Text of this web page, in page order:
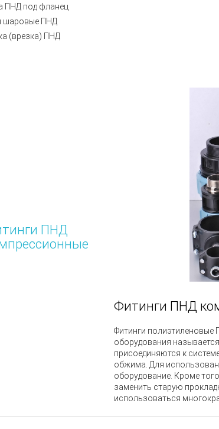
ПНД под фланец
шаровые ПНД
(врезка) ПНД
ПНД
Фитинги ПНД
Фитинги полиэтиленовые
оборудования
присоединяются к
обжима. Для
оборудование. Кроме
заменить старую
использоваться